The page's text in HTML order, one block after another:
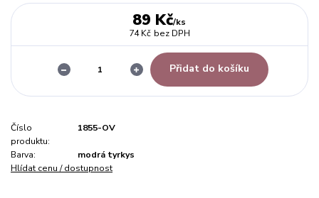
89 Kč/ks
74 Kč bez DPH
Přidat do košíku
Číslo
produktu:
1855-OV
Barva:
modrá tyrkys
Hlídat cenu / dostupnost